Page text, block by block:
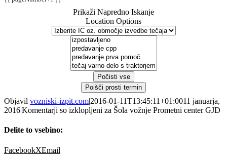
Prikaži Napredno Iskanje
Location Options
Počisti vse
Poišči prosti termin
Objavil vozniski-izpit.com|2016-01-11T13:45:11+01:0011 januarja,
2016|Komentarji so izklopljeni za Šola vožnje Prometni center GJD
Delite to vsebino:
FacebookXEmail